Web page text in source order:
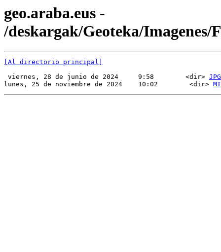
geo.araba.eus -
/deskargak/Geoteka/Imagenes/
[Al directorio principal]
viernes, 28 de junio de 2024     9:58        <dir> JPG
lunes, 25 de noviembre de 2024    10:02        <dir>